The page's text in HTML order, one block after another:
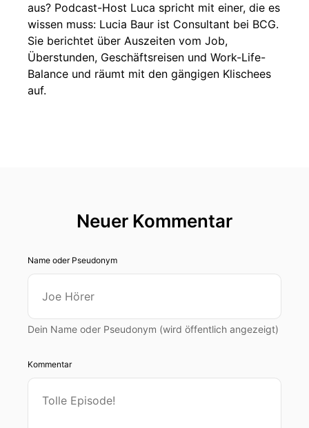
aus? Podcast-Host Luca spricht mit einer, die es
wissen muss: Lucia Baur ist Consultant bei BCG.
Sie berichtet über Auszeiten vom Job,
Überstunden, Geschäftsreisen und Work-Life-
Balance und räumt mit den gängigen Klischees
auf.
Neuer Kommentar
Name oder Pseudonym
Dein Name oder Pseudonym (wird öffentlich angezeigt)
Kommentar